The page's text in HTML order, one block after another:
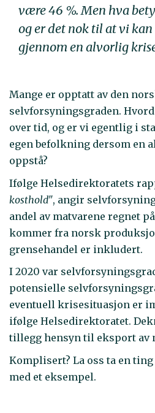
være 46 %. Men hva
og er det nok til at vi
gjennom en alvorlig
Mange er opptatt av den
selvforsyningsgraden.
over tid, og er vi egentlig i
egen befolkning dersom en
oppstå?
Ifølge Helsedirektoratets
kosthold", angir
andel av matvarene regnet
kommer fra norsk
grensehandel er inkludert.
I 2020 var
potensielle
eventuell krisesituasjon er
ifølge Helsedirektoratet.
tillegg hensyn til eksport av
Komplisert? La oss ta en
med et eksempel.